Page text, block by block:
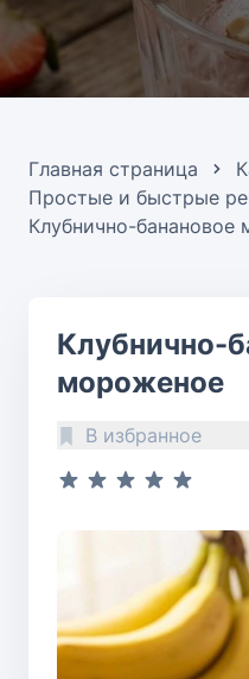
Главная страница
Простые и быстрые
Клубнично-банановое
Клубнично-
мороженое
В избранное